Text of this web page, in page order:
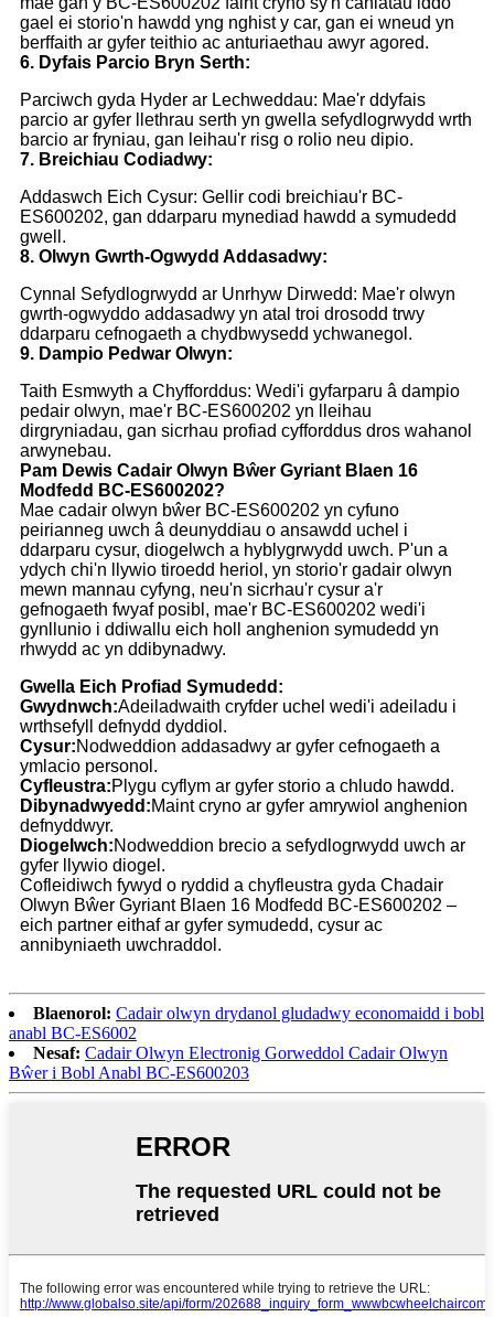
gael ei storio'n hawdd yng nghist y car, gan ei wneud yn
berffaith ar gyfer teithio ac anturiaethau awyr agored.
6. Dyfais Parcio Bryn Serth:
Parciwch gyda Hyder ar Lechweddau: Mae'r ddyfais
parcio ar gyfer llethrau serth yn gwella sefydlogrwydd wrth
barcio ar fryniau, gan leihau'r risg o rolio neu dipio.
7. Breichiau Codiadwy:
Addaswch Eich Cysur: Gellir codi breichiau'r BC-
ES600202, gan ddarparu mynediad hawdd a symudedd
gwell.
8. Olwyn Gwrth-Ogwydd Addasadwy:
Cynnal Sefydlogrwydd ar Unrhyw Dirwedd: Mae'r olwyn
gwrth-ogwyddo addasadwy yn atal troi drosodd trwy
ddarparu cefnogaeth a chydbwysedd ychwanegol.
9. Dampio Pedwar Olwyn:
Taith Esmwyth a Chyfforddus: Wedi'i gyfarparu â dampio
pedair olwyn, mae'r BC-ES600202 yn lleihau
dirgryniadau, gan sicrhau profiad cyfforddus dros wahanol
arwynebau.
Pam Dewis Cadair Olwyn Bŵer Gyriant Blaen 16
Modfedd BC-ES600202?
Mae cadair olwyn bŵer BC-ES600202 yn cyfuno
peirianneg uwch â deunyddiau o ansawdd uchel i
ddarparu cysur, diogelwch a hyblygrwydd uwch. P'un a
ydych chi'n llywio tiroedd heriol, yn storio'r gadair olwyn
mewn mannau cyfyng, neu'n sicrhau'r cysur a'r
gefnogaeth fwyaf posibl, mae'r BC-ES600202 wedi'i
gynllunio i ddiwallu eich holl anghenion symudedd yn
rhwydd ac yn ddibynadwy.
Gwella Eich Profiad Symudedd:
Gwydnwch:Adeiladwaith cryfder uchel wedi'i adeiladu i
wrthsefyll defnydd dyddiol.
Cysur:Nodweddion addasadwy ar gyfer cefnogaeth a
ymlacio personol.
Cyfleustra:Plygu cyflym ar gyfer storio a chludo hawdd.
Dibynadwyedd:Maint cryno ar gyfer amrywiol anghenion
defnyddwyr.
Diogelwch:Nodweddion brecio a sefydlogrwydd uwch ar
gyfer llywio diogel.
Cofleidiwch fywyd o ryddid a chyfleustra gyda Chadair
Olwyn Bŵer Gyriant Blaen 16 Modfedd BC-ES600202 –
eich partner eithaf ar gyfer symudedd, cysur ac
annibyniaeth uwchraddol.
Blaenorol: Cadair olwyn drydanol gludadwy economaidd i bobl
anabl BC-ES6002
Nesaf: Cadair Olwyn Electronig Gorweddol Cadair Olwyn
Bŵer i Bobl Anabl BC-ES600203